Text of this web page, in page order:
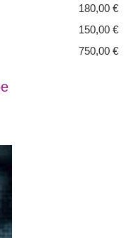
180,00 €
150,00 €
750,00 €